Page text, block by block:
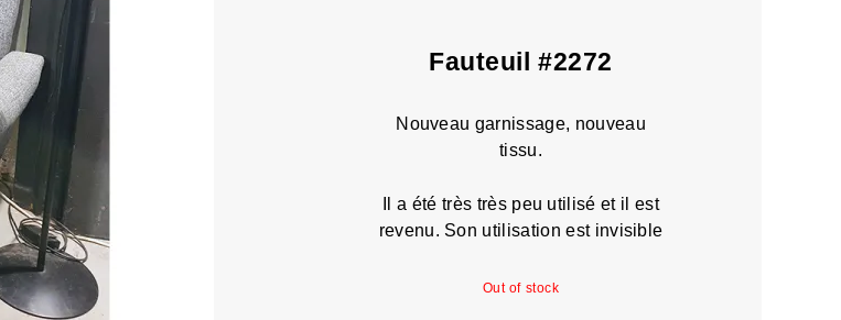
Fauteuil #2272
Nouveau garnissage, nouveau
tissu.
Il a été très très peu utilisé et il est
revenu. Son utilisation est invisible
Out of stock